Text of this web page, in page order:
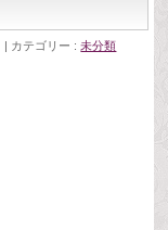
カテゴリー :未分類